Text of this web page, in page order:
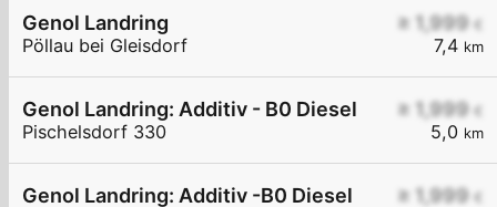
≥ 1,999 €
7,4 km
Genol Landring
Pöllau bei Gleisdorf
≥ 1,999 €
5,0 km
Genol Landring: Additiv - B0 Diesel
Pischelsdorf 330
≥ 1,999 €
Genol Landring: Additiv -B0 Diesel